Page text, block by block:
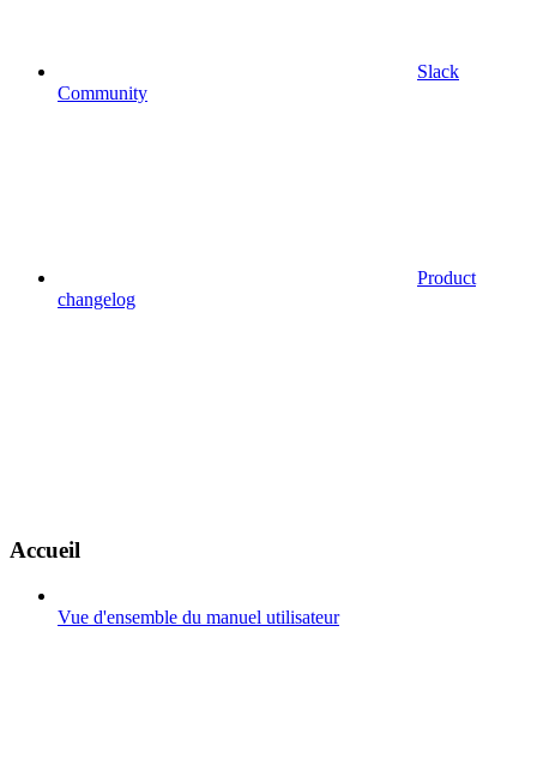
Slack
Community
Product
changelog
Accueil
Vue d'ensemble du manuel utilisateur